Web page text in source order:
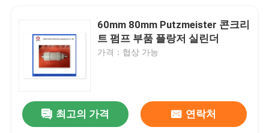
60mm 80mm Putzmeister 콘크리
트 펌프 부품 플랑저 실린더
가격：협상 가능
최고의 가격 연락처